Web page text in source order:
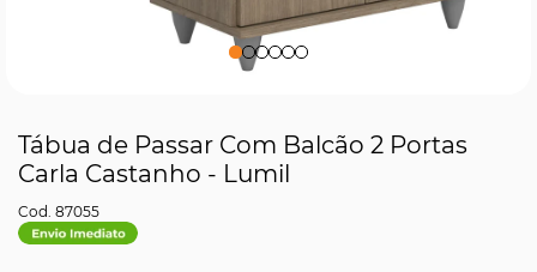
Tábua de Passar Com Balcão 2 Portas
Carla Castanho - Lumil
87055